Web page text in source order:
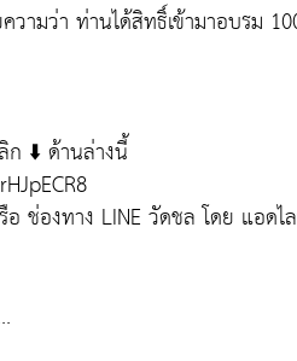
ามว่า ท่านได้สิทธิ์เข้ามาอบรม
ก ⬇️ ด้านล่างนี้
ช่องทาง LINE วัดชล โดย แอดไ